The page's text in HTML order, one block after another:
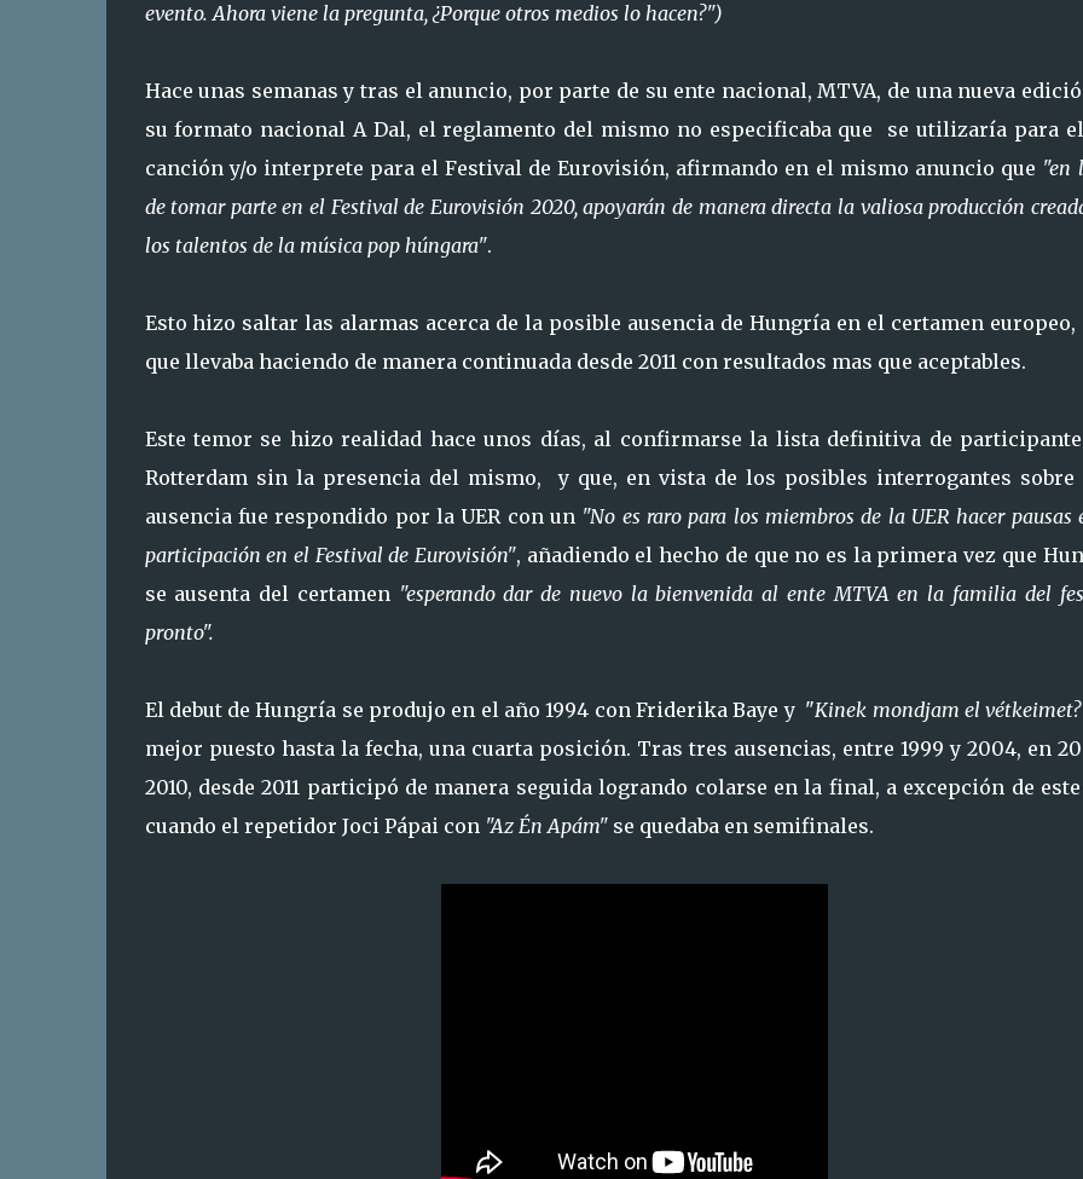
evento. Ahora viene la pregunta, ¿Porque otros medios lo hacen?")
Hace unas semanas y tras el anuncio, por parte de su ente nacional, MTVA, de una nueva
su formato nacional A Dal, el reglamento del mismo no especificaba que se utilizaría para
canción y/o interprete para el Festival de Eurovisión, afirmando en el mismo anuncio que "en
de tomar parte en el Festival de Eurovisión 2020, apoyarán de manera directa la valiosa producción
los talentos de la música pop húngara".
Esto hizo saltar las alarmas acerca de la posible ausencia de Hungría en el certamen europeo,
que llevaba haciendo de manera continuada desde 2011 con resultados mas que aceptables.
Este temor se hizo realidad hace unos días, al confirmarse la lista definitiva de
Rotterdam sin la presencia del mismo, y que, en vista de los posibles interrogantes sobre
ausencia fue respondido por la UER con un "No es raro para los miembros de la UER hacer pausas
participación en el Festival de Eurovisión", añadiendo el hecho de que no es la primera vez que
se ausenta del certamen "esperando dar de nuevo la bienvenida al ente MTVA en la familia del
pronto".
El debut de Hungría se produjo en el año 1994 con Friderika Baye y "Kinek mondjam el
mejor puesto hasta la fecha, una cuarta posición. Tras tres ausencias, entre 1999 y 2004, en
2010, desde 2011 participó de manera seguida logrando colarse en la final, a excepción de
cuando el repetidor Joci Pápai con "Az Én Apám"se quedaba en semifinales.